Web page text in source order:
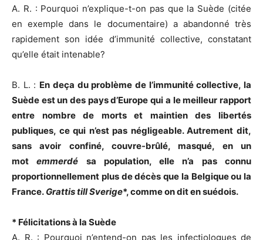
A. R. : Pourquoi n’explique-t-on pas que la Suède (citée
en exemple dans le documentaire) a abandonné très
rapidement son idée d’immunité collective, constatant
qu’elle était intenable?
B. L. : En deça du problème de l’immunité collective, la
Suède est un des pays d’Europe qui a le meilleur rapport
entre nombre de morts et maintien des libertés
publiques, ce qui n’est pas négligeable. Autrement dit,
sans avoir confiné, couvre-brûlé, masqué, en un
motemmerdé sa population, elle n’a pas connu
proportionnellement plus de décès que la Belgique ou la
France. Grattis till Sverige*, comme on dit en suédois.
* Félicitations à la Suède
A. R. : Pourquoi n’entend-on pas les infectiologues de